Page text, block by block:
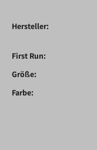
Hersteller:
First Run:
Größe:
Farbe: